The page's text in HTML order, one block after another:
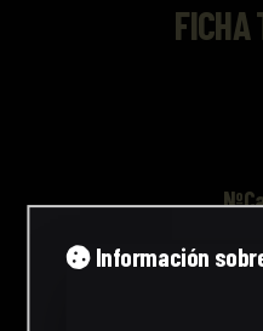
FICHA
Información